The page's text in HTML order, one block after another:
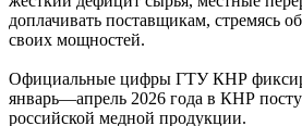
доплачивать поставщикам, стремясь
своих мощностей.
Официальные цифры ГТУ КНР
январь—апрель 2026 года в КНР
российской медной продукции.